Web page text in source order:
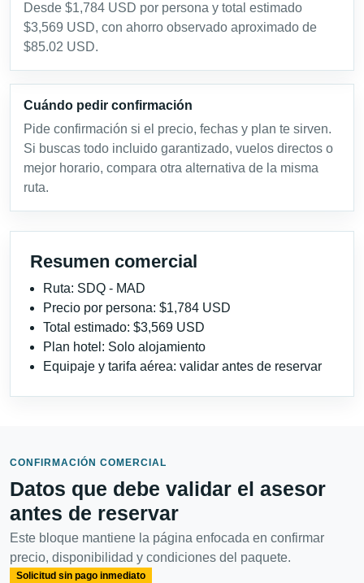
Desde $1,784 USD por persona y total estimado
$3,569 USD, con ahorro observado aproximado de
$85.02 USD.
Cuándo pedir confirmación
Pide confirmación si el precio, fechas y plan te sirven.
Si buscas todo incluido garantizado, vuelos directos o
mejor horario, compara otra alternativa de la misma
ruta.
Resumen comercial
Ruta: SDQ - MAD
Precio por persona: $1,784 USD
Total estimado: $3,569 USD
Plan hotel: Solo alojamiento
Equipaje y tarifa aérea: validar antes de reservar
CONFIRMACIÓN COMERCIAL
Datos que debe validar el asesor
antes de reservar
Este bloque mantiene la página enfocada en confirmar
precio, disponibilidad y condiciones del paquete.
Solicitud sin pago inmediato